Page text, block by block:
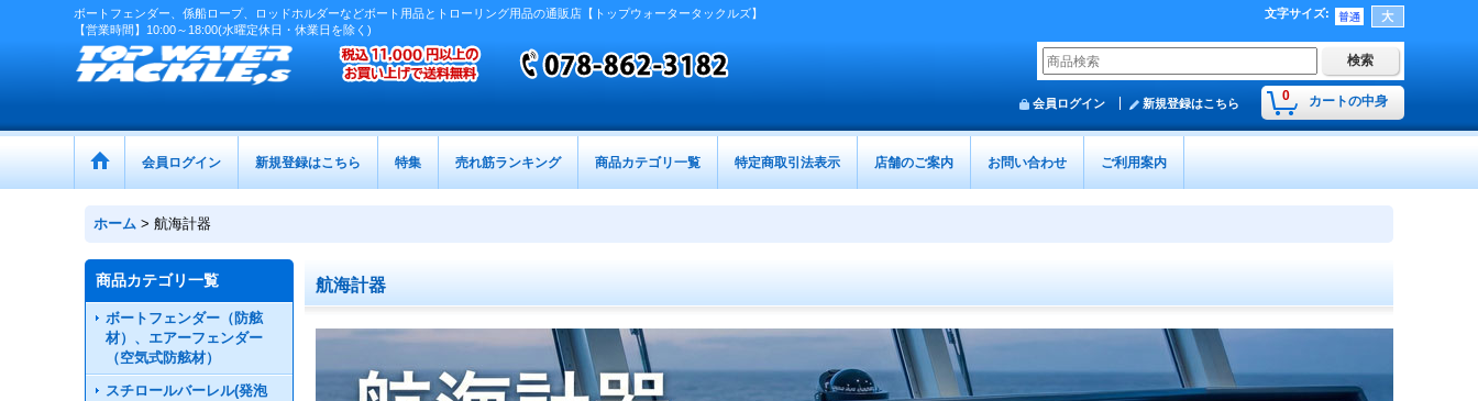
ボートフェンダー、係船ロープ、ロッドホルダーなどボート用品とトローリング用品の通販店【トップウォータータックルズ】
【営業時間】10:00～18:00(水曜定休日・休業日を除く)
文字サイズ:
0 カートの中身
会員ログイン 新規登録はこちら
会員ログイン 新規登録はこちら 特集 売れ筋ランキング 商品カテゴリ一覧 特定商取引法表示 店舗のご案内 お問い合わせ ご利用案内
ホーム > 航海計器
商品カテゴリ一覧
ボートフェンダー（防舷
材）、エアーフェンダー
（空気式防舷材）
スチロールバーレル(発泡
航海計器